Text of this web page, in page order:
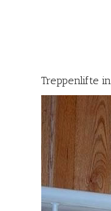
Treppenlifte